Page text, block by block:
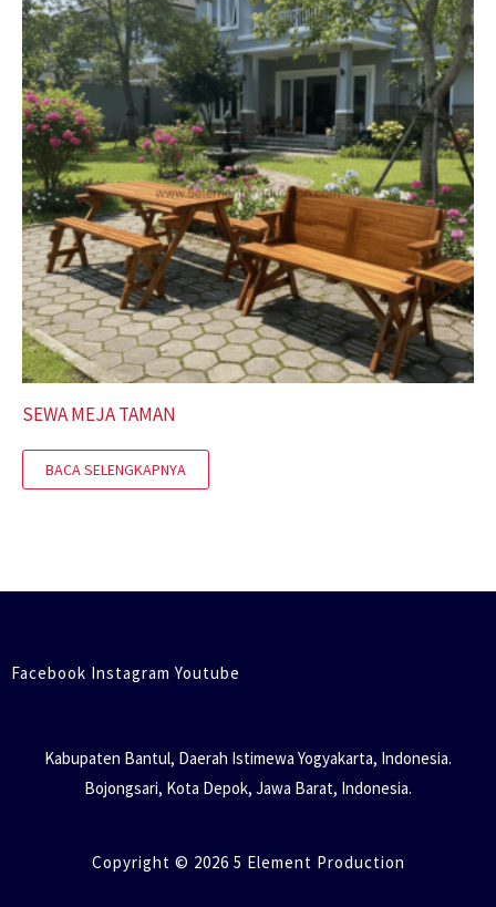
SEWA MEJA TAMAN
BACA SELENGKAPNYA
Facebook Instagram Youtube
Kabupaten Bantul, Daerah Istimewa Yogyakarta, Indonesia.
Bojongsari, Kota Depok, Jawa Barat, Indonesia.
Copyright © 2026 5 Element Production